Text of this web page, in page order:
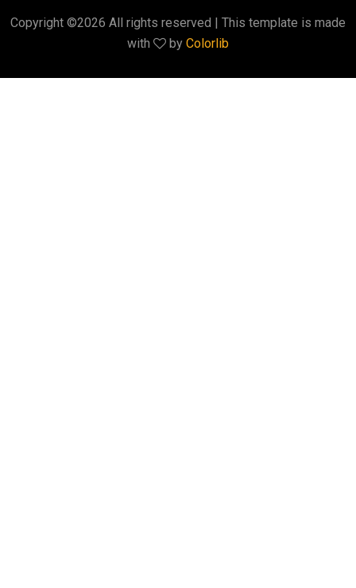
Copyright ©2026 All rights reserved | This template is made
with
by Colorlib